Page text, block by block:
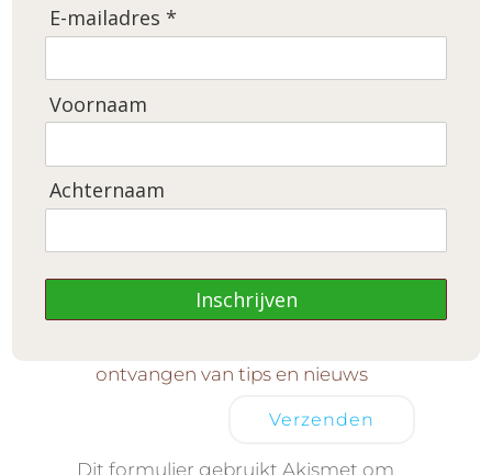
10 triggers + TIPS
Je voornaam
Je achternaam
Je e-mailadres
ontvangen van tips en nieuws
Dit formulier gebruikt Akismet om
E-mailadres *
Voornaam
Achternaam
Inschrijven